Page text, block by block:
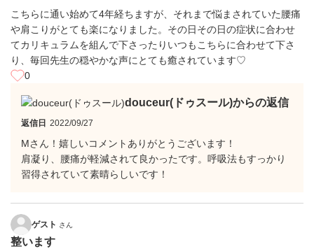
こちらに通い始めて4年経ちますが、それまで悩まされていた腰痛
や肩こりがとても楽になりました。その日その日の症状に合わせ
てカリキュラムを組んで下さったりいつもこちらに合わせて下さ
り、毎回先生の穏やかな声にとても癒されています♡
0
douceur(ドゥスール)からの返信
返信日 2022/09/27
Mさん！嬉しいコメントありがとうございます！
肩凝り、腰痛が軽減されて良かったです。呼吸法もすっかり
習得されていて素晴らしいです！
ゲスト さん
整います